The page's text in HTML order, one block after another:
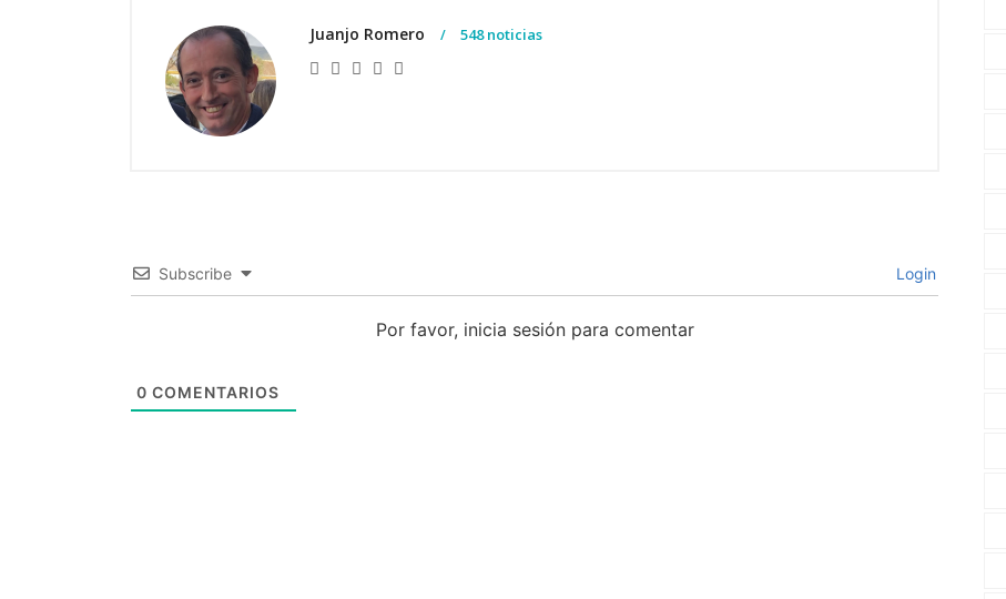
Juanjo Romero 548 noticias
Subscribe Login
Por favor, inicia sesión para comentar
0 COMENTARIOS